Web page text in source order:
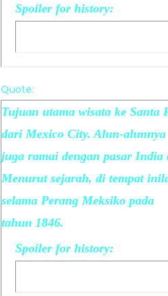
Spoiler for history:
Quote:
Tujuan utama wisata ke
dari Mexico City. Alun-alunnya
juga ramai dengan pasar India
Menurut sejarah, di tempat
selama Perang Meksiko pada
tahun 1846.
Spoiler for history: